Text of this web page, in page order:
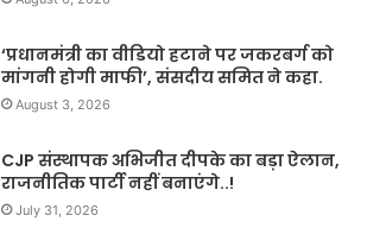
‘प्रधानमंत्री का वीडियो हटाने पर जकरबर्ग को
मांगनी होगी माफी’, संसदीय समित ने कहा.
August 3, 2026
CJP संस्थापक अभिजीत दीपके का बड़ा ऐलान,
राजनीतिक पार्टी नहीं बनाएंगे..!
July 31, 2026